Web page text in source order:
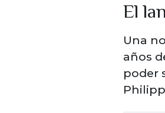
El
Una
años
poder